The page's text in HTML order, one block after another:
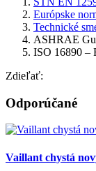
Európske
Technické
ASHRAE
ISO 16890 –
Zdieľať:
Odporúčané
Vaillant chystá